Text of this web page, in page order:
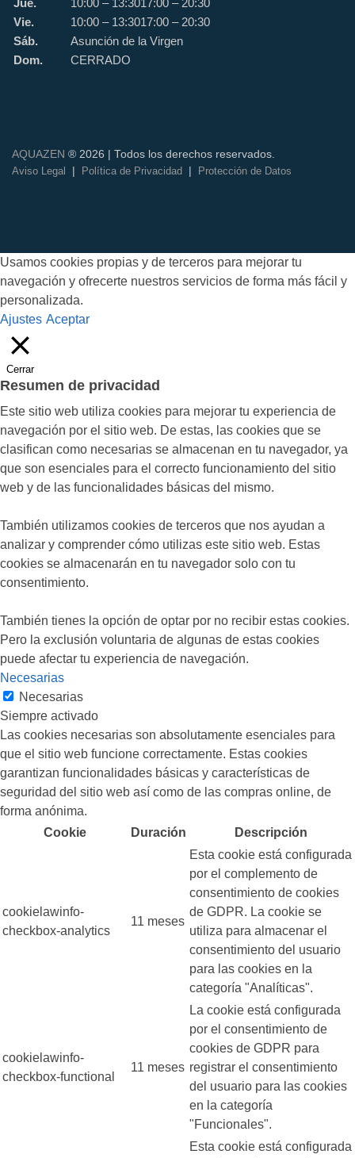
Vie.
10:00 – 13:3017:00 – 20:30
Sáb.
Asunción de la Virgen
Dom.
CERRADO
AQUAZEN ® 2026 | Todos los derechos reservados.
Aviso Legal
| Política de Privacidad | Protección de Datos
Usamos cookies propias y de terceros para mejorar tu
navegación y ofrecerte nuestros servicios de forma más fácil y
personalizada.
Ajustes Aceptar
Cerrar
Resumen de privacidad
Este sitio web utiliza cookies para mejorar tu experiencia de
navegación por el sitio web. De estas, las cookies que se
clasifican como necesarias se almacenan en tu navegador, ya
que son esenciales para el correcto funcionamiento del sitio
web y de las funcionalidades básicas del mismo.
También utilizamos cookies de terceros que nos ayudan a
analizar y comprender cómo utilizas este sitio web. Estas
cookies se almacenarán en tu navegador solo con tu
consentimiento.
También tienes la opción de optar por no recibir estas cookies.
Pero la exclusión voluntaria de algunas de estas cookies
puede afectar tu experiencia de navegación.
Necesarias
Necesarias
Siempre activado
Las cookies necesarias son absolutamente esenciales para
que el sitio web funcione correctamente. Estas cookies
garantizan funcionalidades básicas y características de
seguridad del sitio web así como de las compras online, de
forma anónima.
Cookie
Duración Descripción
cookielawinfo-
checkbox-analytics
11 meses
Esta cookie está configurada
por el complemento de
consentimiento de cookies
de GDPR. La cookie se
utiliza para almacenar el
consentimiento del usuario
para las cookies en la
categoría "Analíticas".
cookielawinfo-
checkbox-functional
11 meses
La cookie está configurada
por el consentimiento de
cookies de GDPR para
registrar el consentimiento
del usuario para las cookies
en la categoría
"Funcionales".
Esta cookie está configurada